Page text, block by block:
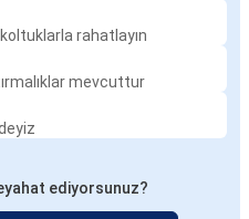
rahatlayın
mevcuttur
ediyorsunuz?